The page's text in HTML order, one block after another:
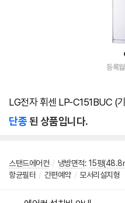
등록
LG전자 휘센 LP-C151BUC (
단종된 상품입니다.
스탠드에어컨 / 냉방면적: 15평(48.8
항균필터 / 간편예약 / 모서리설치형